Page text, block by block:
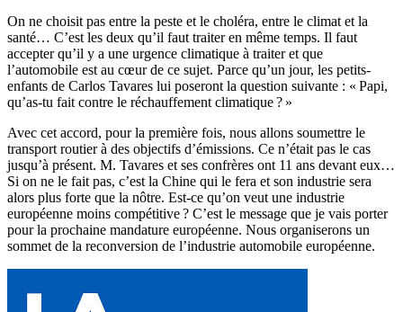
On ne choisit pas entre la peste et le choléra, entre le climat et la
santé… C’est les deux qu’il faut traiter en même temps. Il faut
accepter qu’il y a une urgence climatique à traiter et que
l’automobile est au cœur de ce sujet. Parce qu’un jour, les petits-
enfants de Carlos Tavares lui poseront la question suivante : « Papi,
qu’as-tu fait contre le réchauffement climatique ? »
Avec cet accord, pour la première fois, nous allons soumettre le
transport routier à des objectifs d’émissions. Ce n’était pas le cas
jusqu’à présent. M. Tavares et ses confrères ont 11 ans devant eux…
Si on ne le fait pas, c’est la Chine qui le fera et son industrie sera
alors plus forte que la nôtre. Est-ce qu’on veut une industrie
européenne moins compétitive ? C’est le message que je vais porter
pour la prochaine mandature européenne. Nous organiserons un
sommet de la reconversion de l’industrie automobile européenne.